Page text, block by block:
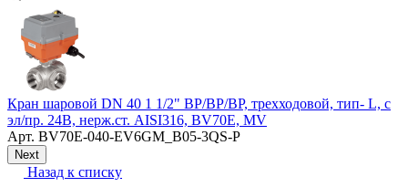
Кран шаровой DN 40 1 1/2" ВР/ВР/ВР, трехходовой, тип- L, с
эл/пр. 24В, нерж.ст. AISI316, BV70Е, MV
Арт. BV70Е-040-EV6GM_В05-3QS-P
Next
Назад к списку